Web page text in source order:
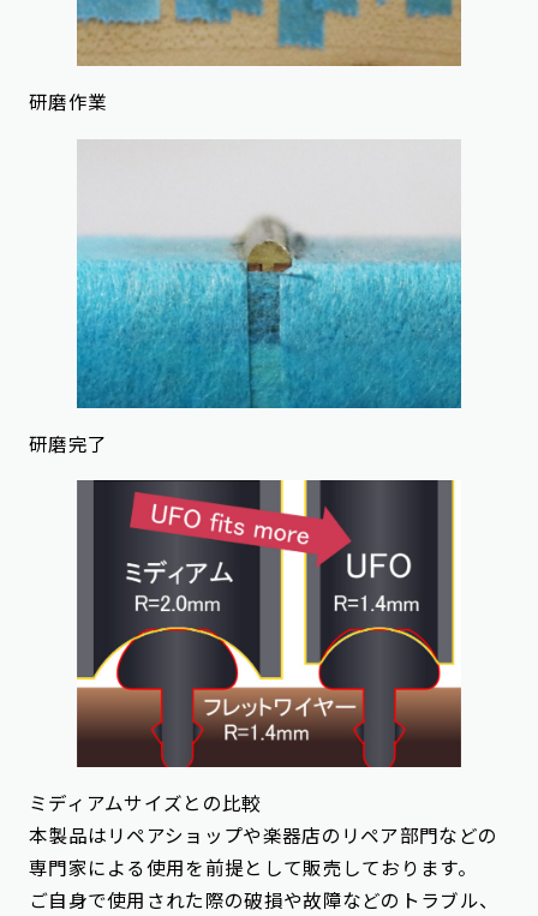
研磨作業
研磨完了​
ミディアムサイズとの比較​
本製品はリペアショップや楽器店のリペア部門などの
専門家による使用を前提として販売しております。
ご自身で使用された際の破損や故障などのトラブル、